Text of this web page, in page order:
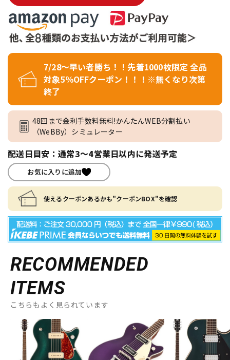
7/28～早い者勝ち！！先着1000枚限定 全品
対象5％OFFクーポン！！！※無くなり次第
終了
48回まで金利手数料無料!かんたんWEB分割払い
（WeBBy）シミュレーター
配送日目安：通常3～4営業日以内に発送予定
お気に入りに追加
使えるクーポンあるかも"クーポンBOX"を確認
RECOMMENDED
ITEMS
こちらもよく見られています